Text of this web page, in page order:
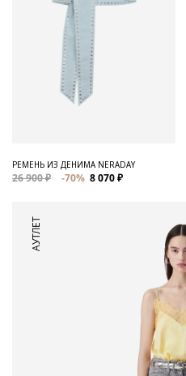
РЕМЕНЬ ИЗ ДЕНИМА NERADAY
26 900 ₽ -70% 8 070 ₽
АУТЛЕТ